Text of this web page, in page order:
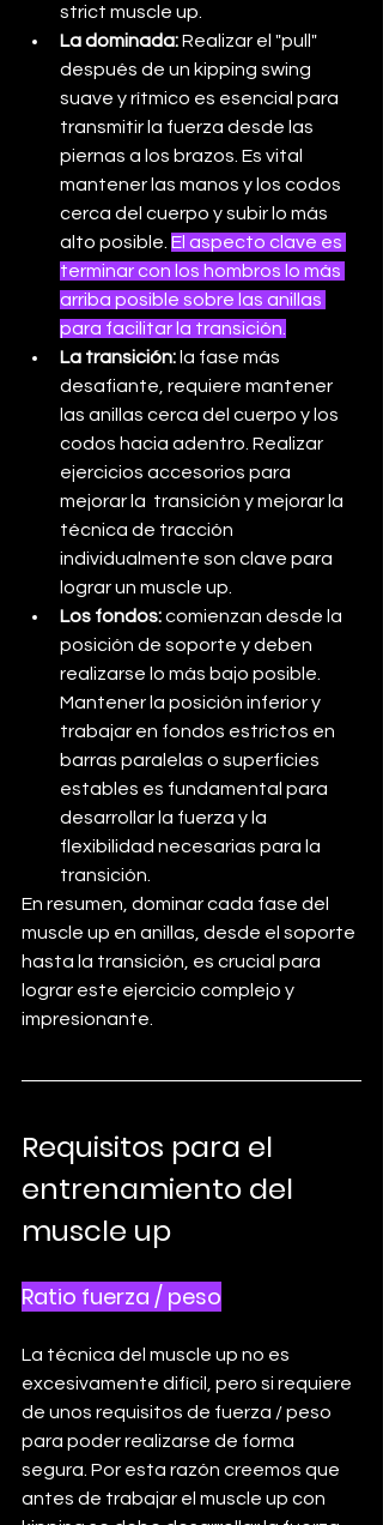
strict muscle up.
La dominada: Realizar el "pull"
después de un kipping swing
suave y rítmico es esencial para
transmitir la fuerza desde las
piernas a los brazos. Es vital
mantener las manos y los codos
cerca del cuerpo y subir lo más
alto posible. El aspecto clave es
terminar con los hombros lo más
arriba posible sobre las anillas
para facilitar la transición.
La transición: la fase más
desafiante, requiere mantener
las anillas cerca del cuerpo y los
codos hacia adentro. Realizar
ejercicios accesorios para
mejorar la  transición y mejorar la
técnica de tracción
individualmente son clave para
lograr un muscle up.
Los fondos: comienzan desde la
posición de soporte y deben
realizarse lo más bajo posible.
Mantener la posición inferior y
trabajar en fondos estrictos en
barras paralelas o superficies
estables es fundamental para
desarrollar la fuerza y la
flexibilidad necesarias para la
transición.
En resumen, dominar cada fase del
muscle up en anillas, desde el soporte
hasta la transición, es crucial para
lograr este ejercicio complejo y
impresionante.
Requisitos para el
entrenamiento del
muscle up
Ratio fuerza / peso
La técnica del muscle up no es
excesivamente difícil, pero si requiere
de unos requisitos de fuerza / peso
para poder realizarse de forma
segura. Por esta razón creemos que
antes de trabajar el muscle up con